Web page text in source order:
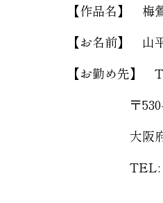
【作品名】 梅
【お名前】 山
【お勤め先】
〒530-
大阪府大阪
TEL: 06-